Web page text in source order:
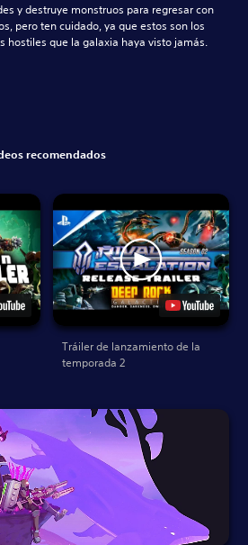
y destruye monstruos para regresar con
pero ten cuidado, ya que estos son los
hostiles que la galaxia haya visto jamás.
recomendados
Tráiler de lanzamiento de la
temporada 2